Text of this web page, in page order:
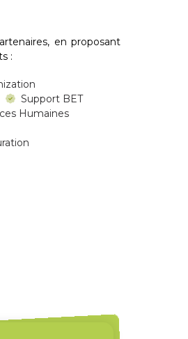
en proposant
:
Support BET
Humaines